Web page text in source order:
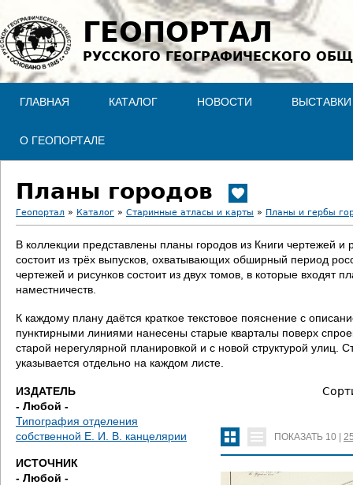
Jump to navigation
ГЕОПОРТАЛ
РУССКОГО ГЕОГРАФИЧЕСКОГО
ГЛАВНАЯ КАТАЛОГ НОВОСТИ ВЫСТАВКИ
О ГЕОПОРТАЛЕ
Планы городов
В
ы
д
е
с
ь
Геопортал » Каталог » Старинные атласы и карты » Планы и гербы
В коллекции представлены планы городов из Книги чертежей
состоит из трёх выпусков, охватывающих обширный период
чертежей и рисунков состоит из двух томов, в которые входят
наместничеств.
К каждому плану даётся краткое текстовое пояснение с
пунктирными линиями нанесены старые кварталы поверх
старой нерегулярной планировкой и с новой структурой
указывается отдельно на каждом листе.
ИЗДАТЕЛЬ
- Любой -
Типография отделения
собственной Е. И. В. канцелярии
ИСТОЧНИК
- Любой -
ПОКАЗАТЬ 10 |